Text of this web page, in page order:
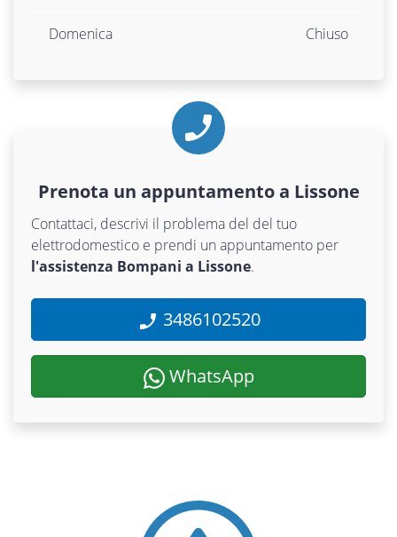
Domenica Chiuso
Prenota un appuntamento a Lissone
Contattaci, descrivi il problema del del tuo
elettrodomestico e prendi un appuntamento per
l'assistenza Bompani a Lissone.
3486102520
WhatsApp